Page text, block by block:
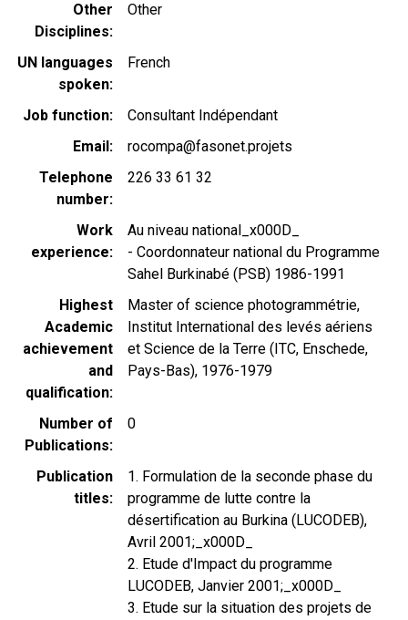
Other
Disciplines
Other
UN languages
spoken
French
Job function
Consultant Indépendant
Email
rocompa@fasonet.projets
Telephone
number
226 33 61 32
Work
experience
Au niveau national_x000D_
- Coordonnateur national du Programme
Sahel Burkinabé (PSB) 1986-1991
Highest
Academic
achievement
and
qualification
Master of science photogrammétrie,
Institut International des levés aériens
et Science de la Terre (ITC, Enschede,
Pays-Bas), 1976-1979
Number of
Publications
0
Publication
titles
1. Formulation de la seconde phase du
programme de lutte contre la
désertification au Burkina (LUCODEB),
Avril 2001;_x000D_
2. Etude d'Impact du programme
LUCODEB, Janvier 2001;_x000D_
3. Etude sur la situation des projets de